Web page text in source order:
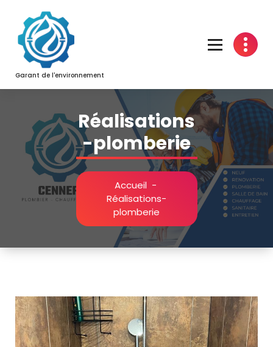
contenu
Garant de l'environnement
Réalisations
-plomberie
Accueil-
Réalisations-
plomberie